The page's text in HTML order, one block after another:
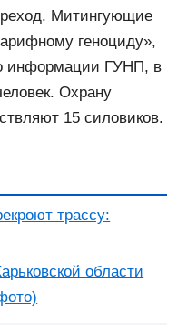
Митингующие
геноциду»,
информации ГУНП, в
Охрану
15 силовиков.
трассу:
области